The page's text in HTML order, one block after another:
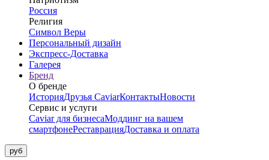
Россия
Религия
Символ Веры
Персональный дизайн
Экспресс-Доставка
Галерея
Бренд
О бренде
ИсторияДрузья CaviarКонтактыНовости
Сервис и услуги
Caviar для бизнесаМоддинг на вашем
смартфонеРеставрацияДоставка и оплата
руб